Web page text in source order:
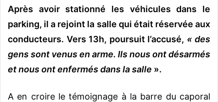
Après avoir stationné les véhicules dans le
parking, il a rejoint la salle qui était réservée aux
conducteurs. Vers 13h, poursuit l’accusé, « des
gens sont venus en arme. Ils nous ont désarmés
et nous ont enfermés dans la salle ».
A en croire le témoignage à la barre du caporal